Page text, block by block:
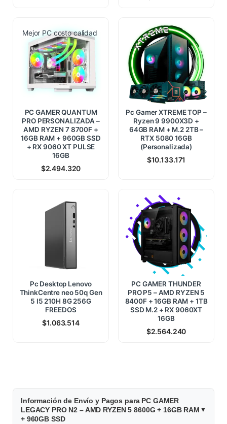
Mejor PC costo calidad
PC GAMER QUANTUM
PRO PERSONALIZADA –
AMD RYZEN 7 8700F +
16GB RAM + 960GB SSD
+ RX 9060 XT PULSE
16GB
$2.494.320
Pc Gamer XTREME TOP –
Ryzen 9 9900X3D +
64GB RAM + M.2 2TB –
RTX 5080 16GB
(Personalizada)
$10.133.171
Pc Desktop Lenovo
ThinkCentre neo 50q Gen
5 I5 210H 8G 256G
FREEDOS
$1.063.514
PC GAMER THUNDER
PRO P5 – AMD RYZEN 5
8400F + 16GB RAM + 1TB
SSD M.2 + RX 9060XT
16GB
$2.564.240
Información de Envío y Pagos para PC GAMER
LEGACY PRO N2 – AMD RYZEN 5 8600G + 16GB RAM
+ 960GB SSD